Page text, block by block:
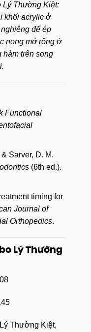
Lý Thường Kiệt:
khối acrylic ở
để ép
nong mở rộng ở
hàm trên song
Functional
Sarver, D. M.
(6th ed.).
timing for
Journal of
Orthopedics.
Lý Thường
Thường Kiệt,